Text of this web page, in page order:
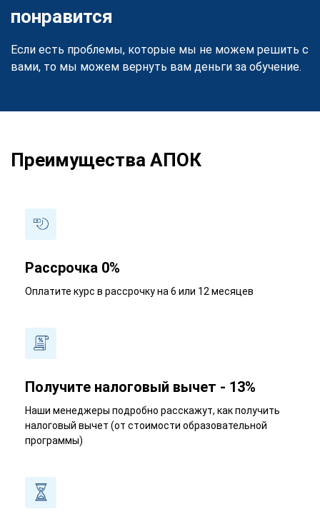
понравится
Если есть проблемы, которые мы не можем решить с
вами, то мы можем вернуть вам деньги за обучение.
Преимущества АПОК
Рассрочка 0%
Оплатите курс в рассрочку на 6 или 12 месяцев
Получите налоговый вычет - 13%
Наши менеджеры подробно расскажут, как получить
налоговый вычет (от стоимости образовательной
программы)